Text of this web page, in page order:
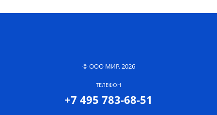
© ООО МИР, 2026
ТЕЛЕФОН
+7 495 783-68-51